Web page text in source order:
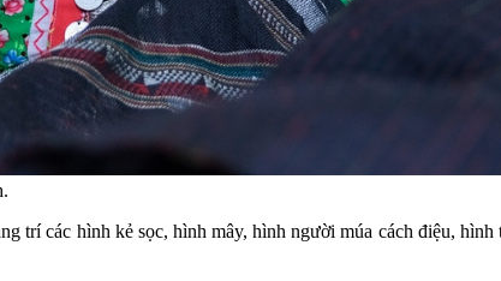
trí các hình kẻ sọc, hình mây, hình người múa cách điệu,